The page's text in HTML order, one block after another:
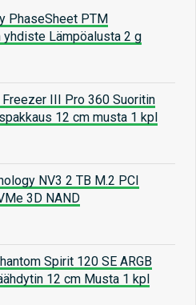
PhaseSheet PTM
yhdiste Lämpöalusta 2 g
Freezer III Pro 360 Suoritin
12 cm musta 1 kpl
NV3 2 TB M.2 PCI
3D NAND
Spirit 120 SE ARGB
12 cm Musta 1 kpl